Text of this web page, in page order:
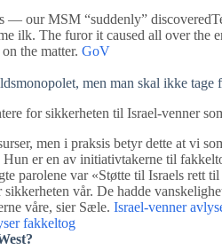
our MSM “suddenly”
ilk. The furor it caused all over the
the matter. GoV
men man skal ikke tage
for sikkerheten til Israel-venner
men i praksis betyr dette at vi
er en av initiativtakerne til
parolene var «Støtte til Israels rett
vår. De hadde
våre, sier Sæle. Israel-venner
fakkeltog